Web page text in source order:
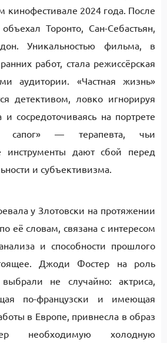
кинофестивале 2024 года. После
Торонто, Сан-Себастьян,
Уникальностью фильма, в
работ, стала режиссёрская
аудитории. «Частная жизнь»
детективом, ловко игнорируя
сосредоточиваясь на портрете
сапог» — терапевта, чьи
инструменты дают сбой перед
и субъективизма.
у Злотовски на протяжении
её словам, связана с интересом
и способности прошлого
Джоди Фостер на роль
не случайно: актриса,
по-французски и имеющая
в Европе, привнесла в образ
необходимую холодную